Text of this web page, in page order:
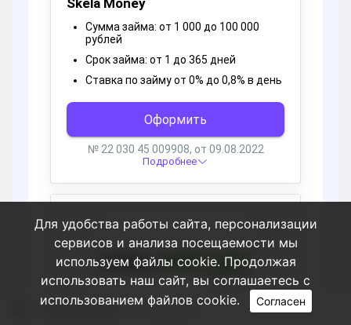
Пользователи Grovermus
Для удобства работы сайта, персонализации
сервисов и анализа посещаемости мы
используем файлы cookie. Продолжая
использовать наш сайт, вы соглашаетесь с
использованием файлов cookie.
Согласен